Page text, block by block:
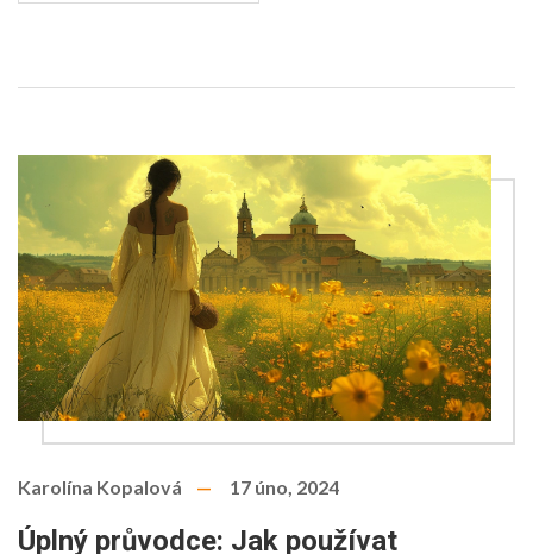
Karolína Kopalová 17 úno, 2024
Úplný průvodce: Jak používat